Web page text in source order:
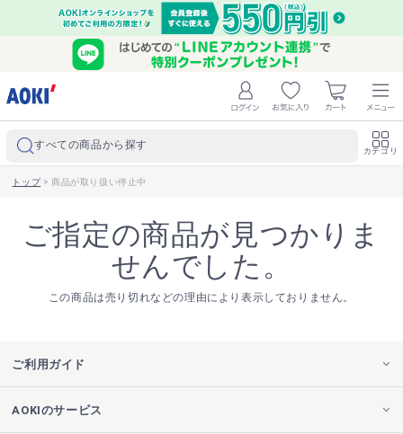
すべての商品から探す カテゴリ
トップ> 商品が取り扱い停止中
ご指定の商品が見つかりま
せんでした。
この商品は売り切れなどの理由により表示しておりません。
ご利用ガイド
AOKIのサービス